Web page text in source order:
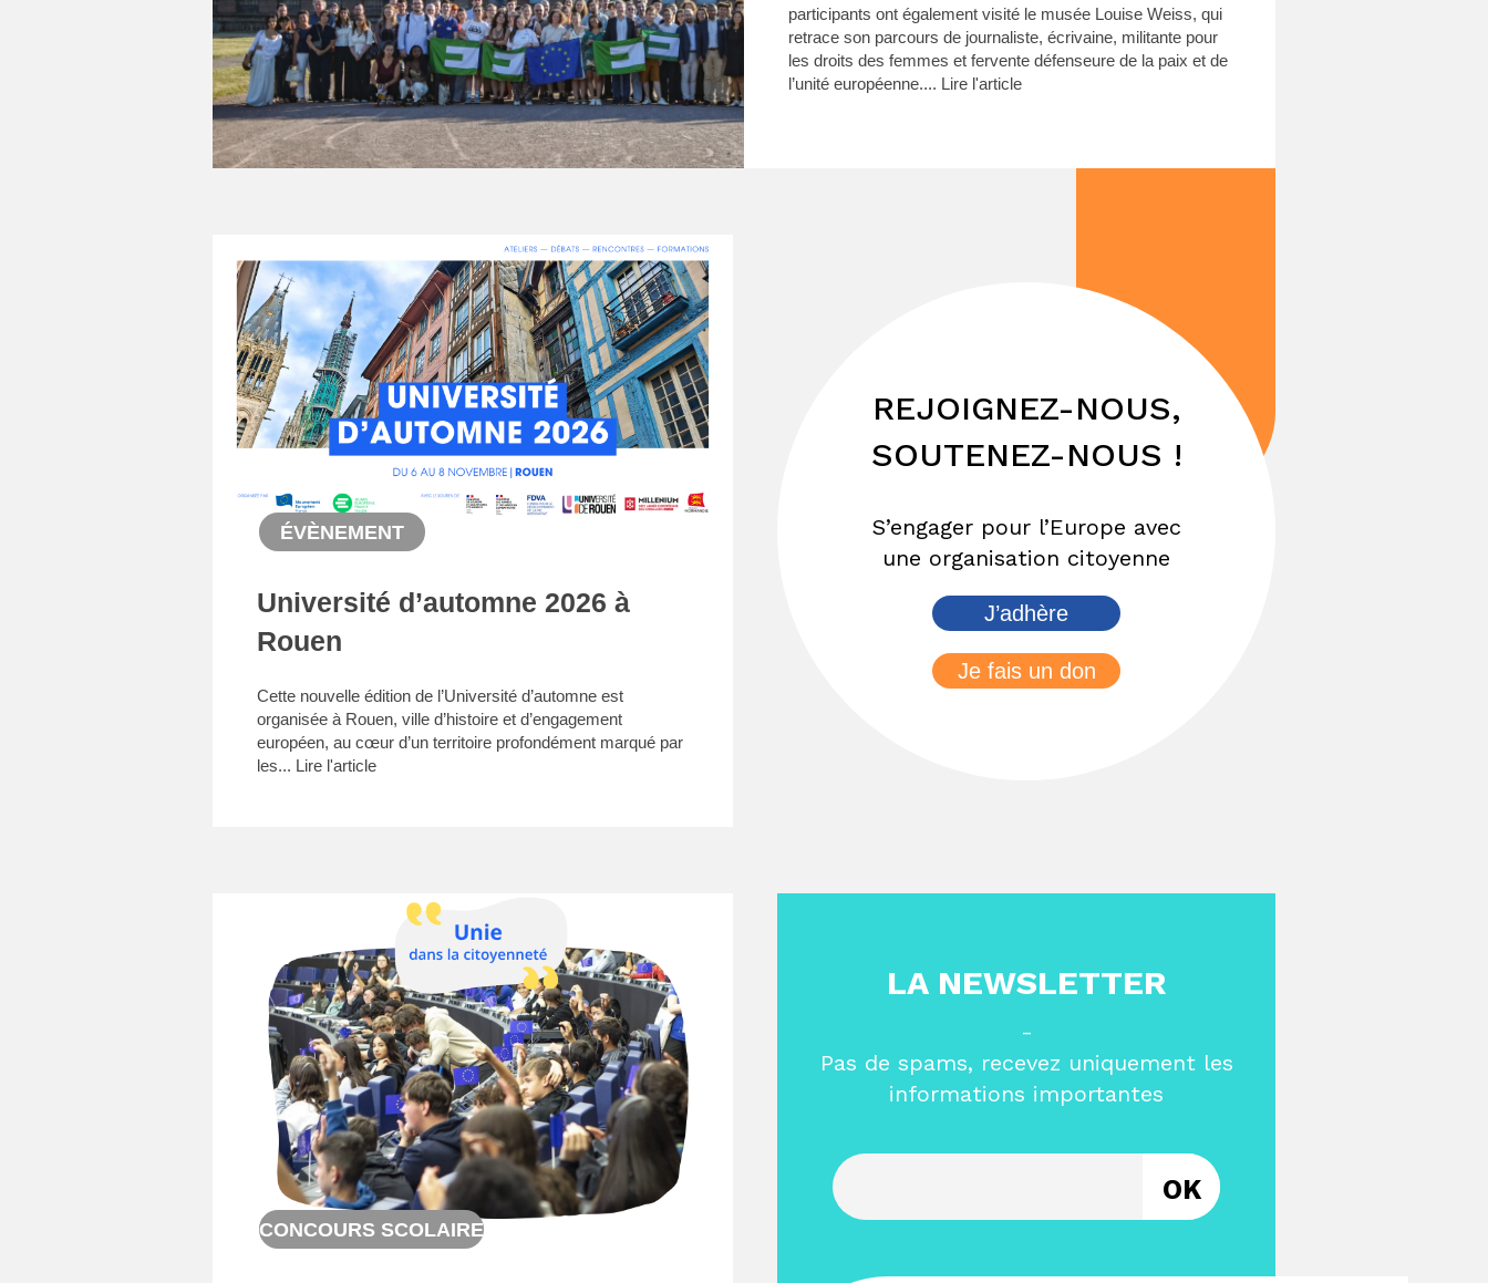
participants ont également visité le musée Louise Weiss, qui
retrace son parcours de journaliste, écrivaine, militante pour
les droits des femmes et fervente défenseure de la paix et de
l’unité européenne.... Lire l'article
ÉVÈNEMENT
Université d’automne 2026 à
Rouen
Cette nouvelle édition de l’Université d’automne est
organisée à Rouen, ville d’histoire et d’engagement
européen, au cœur d’un territoire profondément marqué par
les... Lire l'article
REJOIGNEZ-NOUS,
SOUTENEZ-NOUS !
S’engager pour l’Europe avec
une organisation citoyenne
J’adhère
Je fais un don
CONCOURS SCOLAIRE
LA NEWSLETTER
-
Pas de spams, recevez uniquement les
informations importantes